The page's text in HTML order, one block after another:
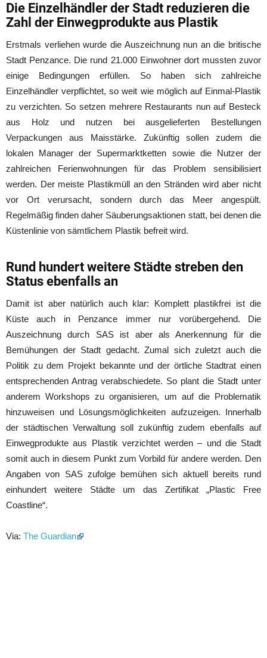
Die Einzelhändler der Stadt reduzieren die
Zahl der Einwegprodukte aus Plastik
Erstmals verliehen wurde die Auszeichnung nun an die britische
Stadt Penzance. Die rund 21.000 Einwohner dort mussten zuvor
einige Bedingungen erfüllen. So haben sich zahlreiche
Einzelhändler verpflichtet, so weit wie möglich auf Einmal-Plastik
zu verzichten. So setzen mehrere Restaurants nun auf Besteck
aus Holz und nutzen bei ausgelieferten Bestellungen
Verpackungen aus Maisstärke. Zukünftig sollen zudem die
lokalen Manager der Supermarktketten sowie die Nutzer der
zahlreichen Ferienwohnungen für das Problem sensibilisiert
werden. Der meiste Plastikmüll an den Stränden wird aber nicht
vor Ort verursacht, sondern durch das Meer angespült.
Regelmäßig finden daher Säuberungsaktionen statt, bei denen die
Küstenlinie von sämtlichem Plastik befreit wird.
Rund hundert weitere Städte streben den
Status ebenfalls an
Damit ist aber natürlich auch klar: Komplett plastikfrei ist die
Küste auch in Penzance immer nur vorübergehend. Die
Auszeichnung durch SAS ist aber als Anerkennung für die
Bemühungen der Stadt gedacht. Zumal sich zuletzt auch die
Politik zu dem Projekt bekannte und der örtliche Stadtrat einen
entsprechenden Antrag verabschiedete. So plant die Stadt unter
anderem Workshops zu organisieren, um auf die Problematik
hinzuweisen und Lösungsmöglichkeiten aufzuzeigen. Innerhalb
der städtischen Verwaltung soll zukünftig zudem ebenfalls auf
Einwegprodukte aus Plastik verzichtet werden – und die Stadt
somit auch in diesem Punkt zum Vorbild für andere werden. Den
Angaben von SAS zufolge bemühen sich aktuell bereits rund
einhundert weitere Städte um das Zertifikat „Plastic Free
Coastline“.
Via: The Guardian